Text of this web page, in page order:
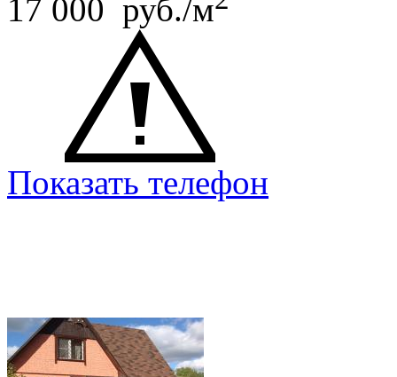
17 000 руб./м
Показать телефон